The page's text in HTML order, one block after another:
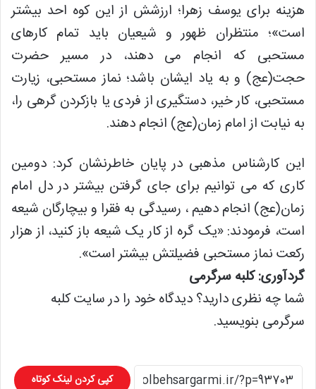
هزینه برای یوسف زهرا؛ ارزشش از این کوه احد بیشتر
است»؛ منتظران ظهور و شیعیان باید تمام کارهای
مستحبی که انجام می دهند، در مسیر حضرت
حجت(عج) و به یاد ایشان باشد؛ نماز مستحبی، زیارت
مستحبی، کار خیر، دستگیری از فردی یا بازکردن گرهی را،
به نیابت از امام زمان(عج) انجام دهند.
این کارشناس مذهبی در پایان خاطرنشان کرد: دومین
کاری که می توانیم برای جای گرفتن بیشتر در دل امام
زمان(عج) انجام دهیم ، رسیدگی به فقرا و بیچارگان شیعه
است، فرمودند: «یک گره از کار یک شیعه باز کنید، از هزار
رکعت نماز مستحبی فضیلتش بیشتر است».
گردآوری: کلبه سرگرمی
شما چه نظری دارید؟ دیدگاه خود را در سایت کلبه
سرگرمی بنویسید.
کپی کردن لینک کوتاه